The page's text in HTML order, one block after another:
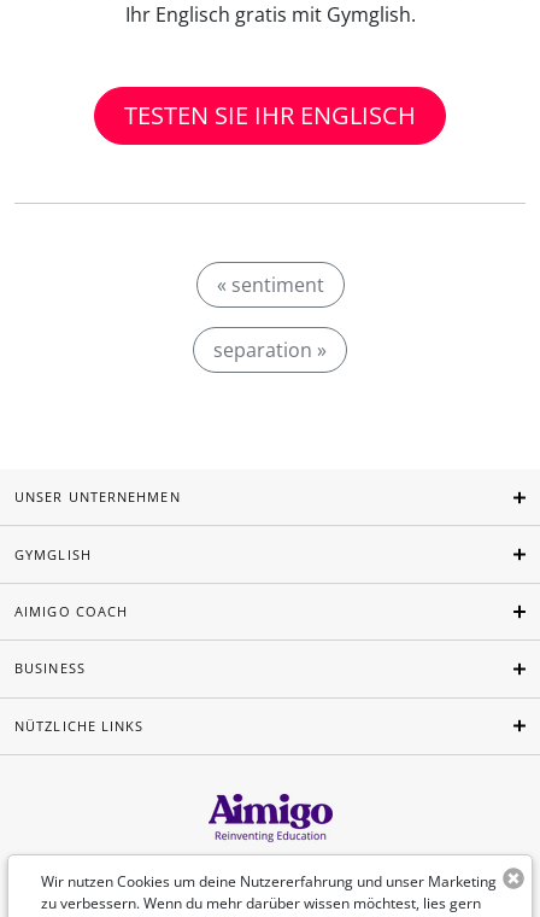
Ihr Englisch gratis mit Gymglish.
TESTEN SIE IHR ENGLISCH
« sentiment
separation »
Wir nutzen Cookies um deine Nutzererfahrung und unser Marketing
zu verbessern. Wenn du mehr darüber wissen möchtest, lies gern
UNSER UNTERNEHMEN
GYMGLISH
AIMIGO COACH
BUSINESS
NÜTZLICHE LINKS
Deutsch